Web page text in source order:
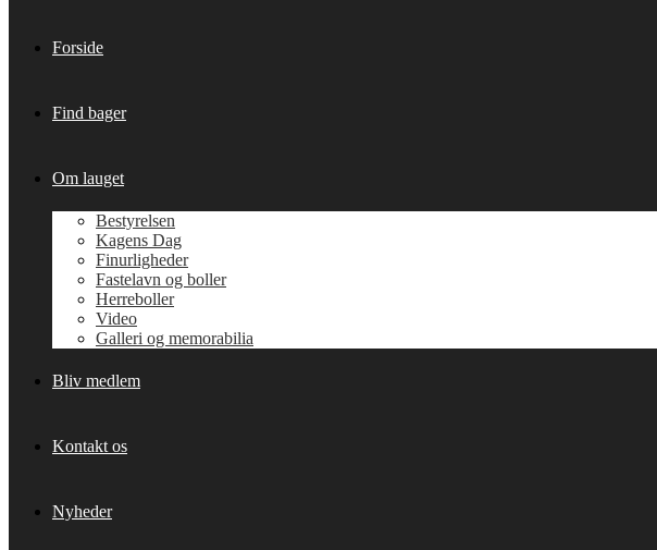
Forside
Find bager
Om lauget
Bestyrelsen
Kagens Dag
Finurligheder
Fastelavn og boller
Herreboller
Video
Galleri og memorabilia
Bliv medlem
Kontakt os
Nyheder